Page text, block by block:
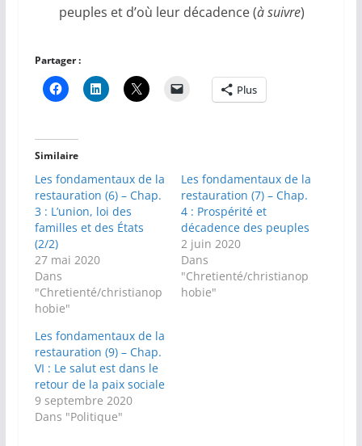
peuples et d’où leur décadence (à suivre)
Partager :
Plus
Similaire
Les fondamentaux de la
restauration (6) – Chap.
3 : L’union, loi des
familles et des États
(2/2)
27 mai 2020
Dans
"Chretienté/christianop
hobie"
Les fondamentaux de la
restauration (7) – Chap.
4 : Prospérité et
décadence des peuples
2 juin 2020
Dans
"Chretienté/christianop
hobie"
Les fondamentaux de la
restauration (9) – Chap.
VI : Le salut est dans le
retour de la paix sociale
9 septembre 2020
Dans "Politique"